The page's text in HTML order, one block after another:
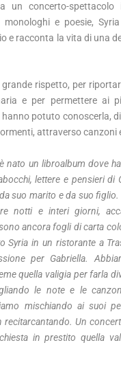
un concerto-
monologhi e poesie,
e racconta la vita di una
rispetto, per
e per permettere ai
potuto conoscerla,
attraverso canzoni
nato un libroalbum dove
lettere e pensieri di
suo marito e da suo
notti e interi giorni,
ancora fogli di carta
Syria in un ristorante a
per Gabriella.
quella valigia per farla
le note e le
mischiando ai suoi
recitarcantando. Un
in prestito quella